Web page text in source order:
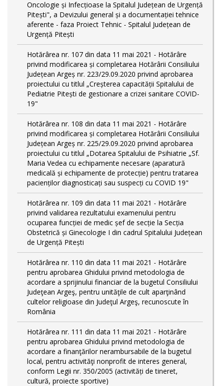
Oncologie și Infecțioase la Spitalul Județean de Urgență
Pitești", a Devizului general și a documentației tehnice
aferente - faza Proiect Tehnic - Spitalul Județean de
Urgență Pitești
Hotărârea nr. 107 din data 11 mai 2021 - Hotărâre
privind modificarea și completarea Hotărârii Consiliului
Județean Argeș nr. 223/29.09.2020 privind aprobarea
proiectului cu titlul „Creșterea capacității Spitalului de
Pediatrie Pitești de gestionare a crizei sanitare COVID-
19"
Hotărârea nr. 108 din data 11 mai 2021 - Hotărâre
privind modificarea și completarea Hotărârii Consiliului
Județean Argeș nr. 225/29.09.2020 privind aprobarea
proiectului cu titlul „Dotarea Spitalului de Psihiatrie „Sf.
Maria Vedea cu echipamente necesare (aparatură
medicală și echipamente de protecție) pentru tratarea
pacienților diagnosticați sau suspecți cu COVID 19"
Hotărârea nr. 109 din data 11 mai 2021 - Hotărâre
privind validarea rezultatului examenului pentru
ocuparea funcției de medic șef de secție la Secția
Obstetrică și Ginecologie I din cadrul Spitalului Județean
de Urgență Pitești
Hotărârea nr. 110 din data 11 mai 2021 - Hotărâre
pentru aprobarea Ghidului privind metodologia de
acordare a sprijinului financiar de la bugetul Consiliului
Judeţean Argeş, pentru unităţile de cult aparţinând
cultelor religioase din Judeţul Argeş, recunoscute în
România
Hotărârea nr. 111 din data 11 mai 2021 - Hotărâre
pentru aprobarea Ghidului privind metodologia de
acordare a finanţărilor nerambursabile de la bugetul
local, pentru activităţi nonprofit de interes general,
conform Legii nr. 350/2005 (activități de tineret,
cultură, proiecte sportive)